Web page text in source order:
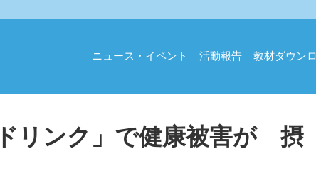
ニュース・イベント 活動報告 教材ダウン
リンク」で健康被害が 摂